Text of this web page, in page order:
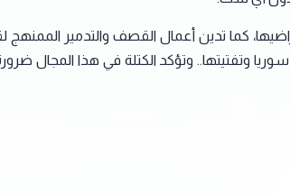
كما تدين أعمال القصف والتدمير الممنهج
وتفتيتها.. وتؤكد الكتلة في هذا المجال ضرورة